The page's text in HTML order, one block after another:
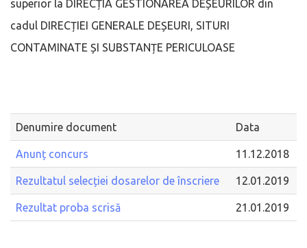
superior la DIRECȚIA GESTIONAREA DEȘEURILOR din
cadul DIRECȚIEI GENERALE DEȘEURI, SITURI
CONTAMINATE ȘI SUBSTANȚE PERICULOASE
Denumire document Data
Anunț concurs 11.12.2018
Rezultatul selecției dosarelor de înscriere 12.01.2019
Rezultat proba scrisă 21.01.2019